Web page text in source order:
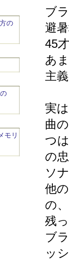
の
モリ
ブ
避
45
あ
主
実
曲
つ
の
ソ
他
の
残
ブ
ッ